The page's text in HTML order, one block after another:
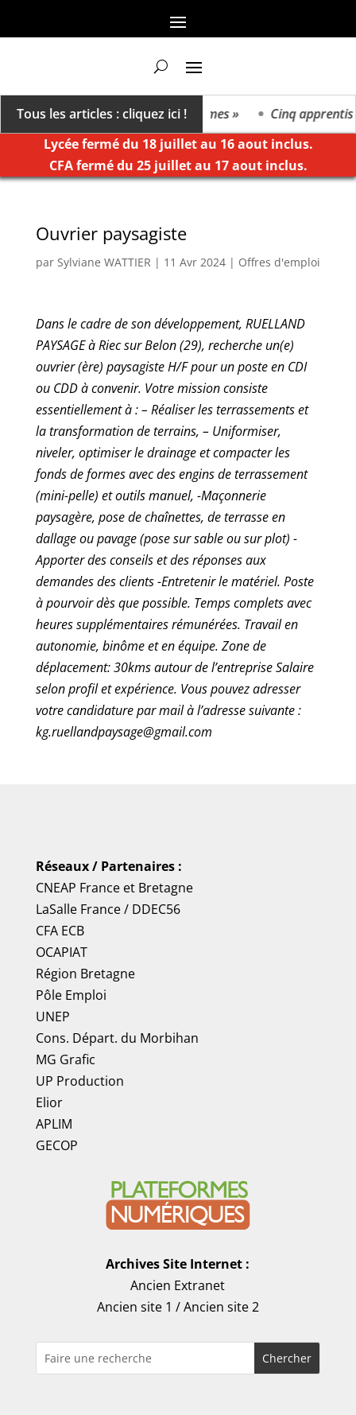
Tous les articles : cliquez ici !
« On va vers un millésime des extrêmes »
Cinq apprentis
Lycée fermé du 18 juillet au 16 aout inclus.
CFA fermé du 25 juillet au 17 aout inclus.
Ouvrier paysagiste
par Sylviane WATTIER | 11 Avr 2024| Offres d'emploi
Dans le cadre de son développement, RUELLAND
PAYSAGE à Riec sur Belon (29), recherche un(e)
ouvrier (ère) paysagiste H/F pour un poste en CDI
ou CDD à convenir. Votre mission consiste
essentiellement à : – Réaliser les terrassements et
la transformation de terrains, – Uniformiser,
niveler, optimiser le drainage et compacter les
fonds de formes avec des engins de terrassement
(mini-pelle) et outils manuel, -Maçonnerie
paysagère, pose de chaînettes, de terrasse en
dallage ou pavage (pose sur sable ou sur plot) -
Apporter des conseils et des réponses aux
demandes des clients -Entretenir le matériel. Poste
à pourvoir dès que possible. Temps complets avec
heures supplémentaires rémunérées. Travail en
autonomie, binôme et en équipe. Zone de
déplacement: 30kms autour de l’entreprise Salaire
selon profil et expérience. Vous pouvez adresser
votre candidature par mail à l’adresse suivante :
kg.ruellandpaysage@gmail.com
Réseaux / Partenaires :
CNEAP Franceet Bretagne
LaSalle France/ DDEC56
CFA ECB
OCAPIAT
Région Bretagne
Pôle Emploi
UNEP
Cons. Départ. du Morbihan
MG Grafic
UP Production
Elior
APLIM
GECOP
Archives Site Internet :
Ancien Extranet
Ancien site 1 /Ancien site 2